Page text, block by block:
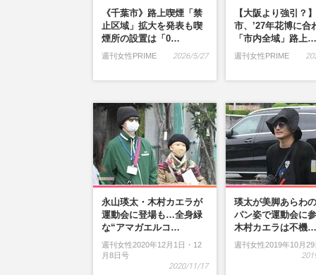
《千葉市》路上喫煙「禁
止区域」拡大を発表も喫
煙所の設置は「0…
週刊女性PRIME 2026/5/27
【大阪より強引？
市、’27年花博に合
「市内全域」路上…
週刊女性PRIME
永山瑛太・木村カエラが
運動会に登場も…全身緑
な“アマガエルコ…
週刊女性2020年12月1日・12
月8日号
2020/11/17
瑛太が美脚あらわ
パン姿で運動会に
木村カエラは不機…
週刊女性2019年10月